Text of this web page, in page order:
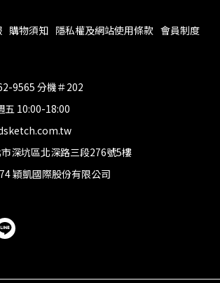
購物須知 隱私權及網站使用條款 會員制度
9565 分機＃202
五 10:00-18:00
深坑區北深路三段276號5樓
穎凱國際股份有限公司